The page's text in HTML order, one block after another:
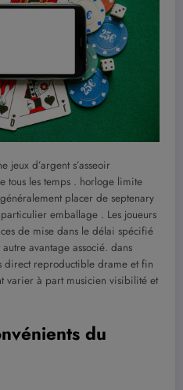
d’argent s’asseoir
tous les temps . horloge limite
placer de septenary
emballage . Les joueurs
de mise dans le délai spécifié
avantage associé. dans
direct reproductible drame et fin
varier à part musicien visibilité et
du